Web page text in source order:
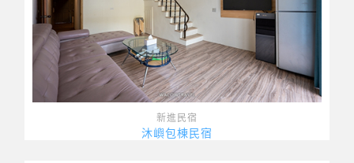
新進民宿
沐嶼包棟民宿